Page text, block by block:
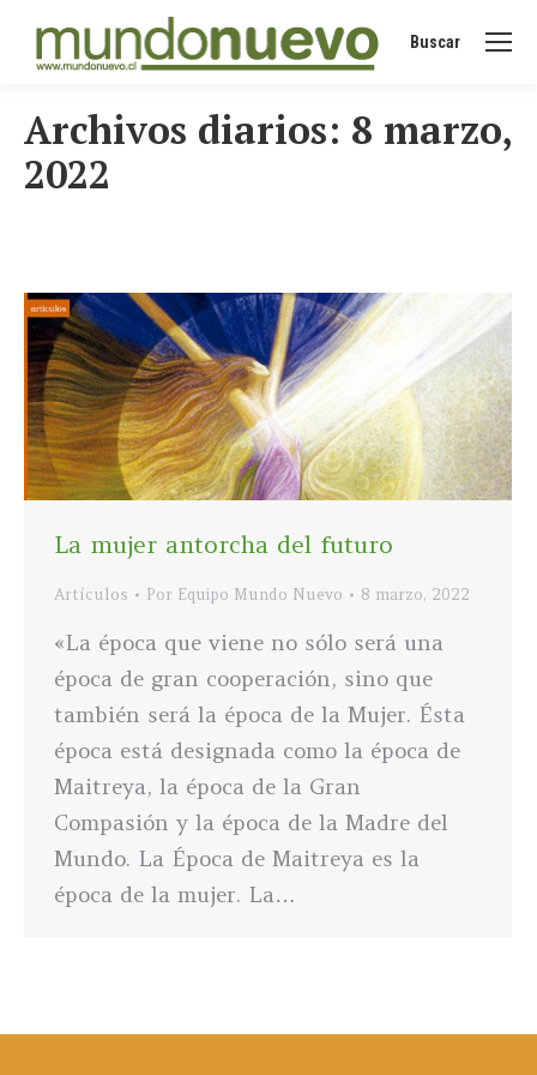
Buscar:
Buscar
Archivos diarios: 8 marzo,
2022
La mujer antorcha del futuro
Artículos Por Equipo Mundo Nuevo 8 marzo, 2022
«La época que viene no sólo será una
época de gran cooperación, sino que
también será la época de la Mujer. Ésta
época está designada como la época de
Maitreya, la época de la Gran
Compasión y la época de la Madre del
Mundo. La Época de Maitreya es la
época de la mujer. La…